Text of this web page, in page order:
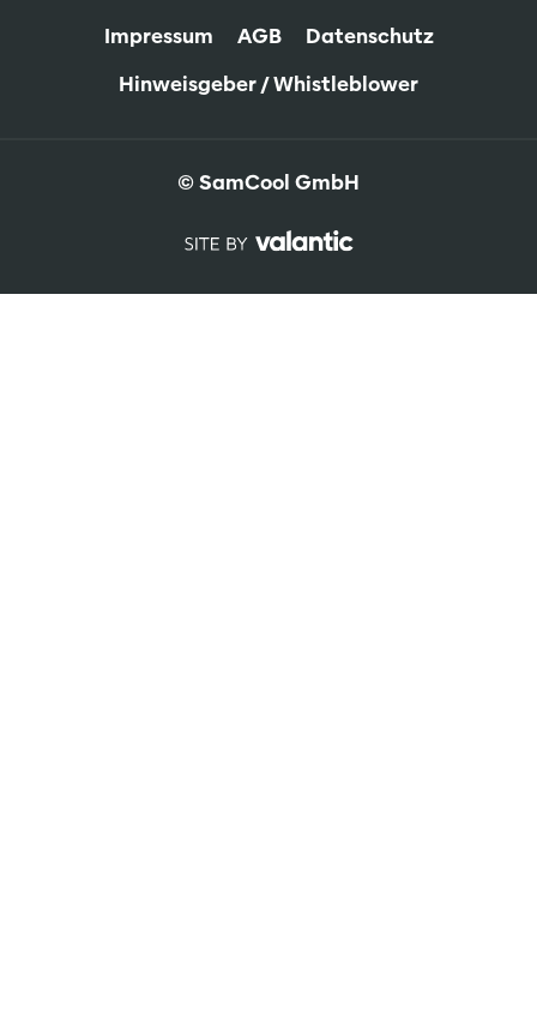
Impressum AGB
Datenschutz
Hinweisgeber / Whistleblower
© SamCool GmbH